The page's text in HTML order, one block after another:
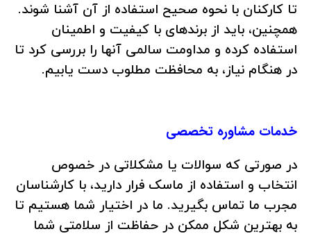
تا کارکنان با نحوه صحیح استفاده از آن آشنا شوند.
همچنین، باید از برندهای با کیفیت و اطمینان
استفاده کرده و مداومت سالمی آنها را بررسی کرد تا
در هنگام نیاز، به محافظت مطلوب دست یابیم.
خدمات مشاوره تخصصی
در صورتی که سوالات یا مشکلاتی در خصوص
انتخاب و استفاده از ماسک فرار دارید، با کارشناسان
مجرب ما تماس بگیرید. ما در اختیار شما هستیم تا
به بهترین شکل ممکن در حفاظت از سلامتی شما